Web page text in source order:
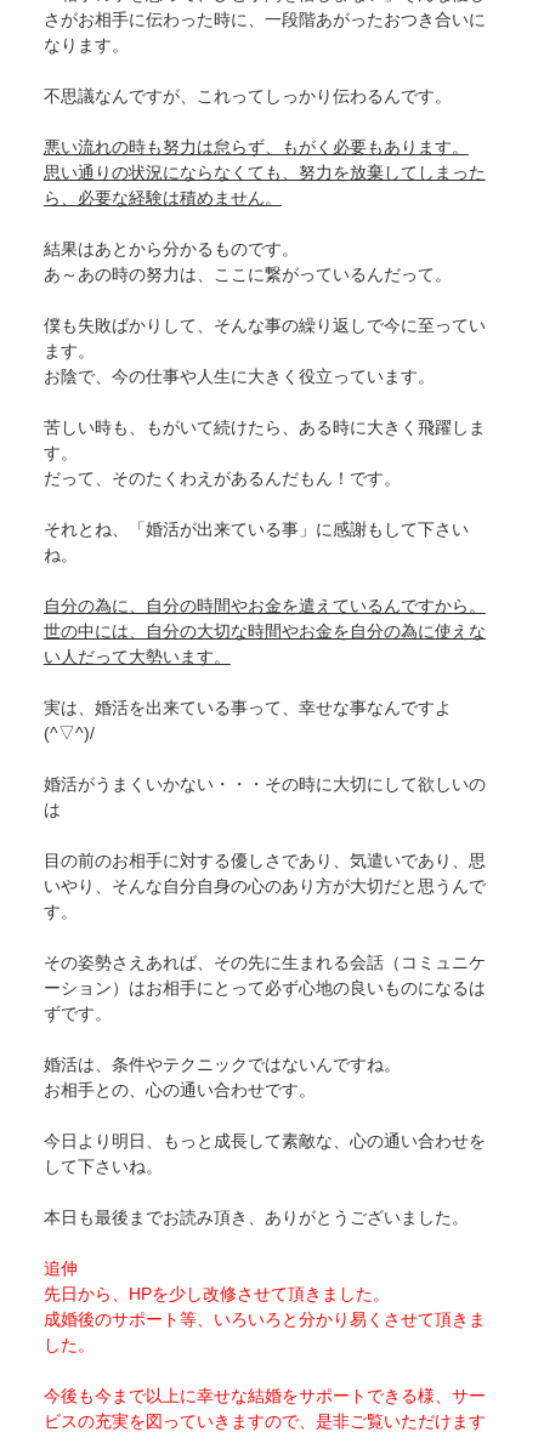
さがお相手に伝わった時に、一段階あがったおつき合いに
なります。
不思議なんですが、これってしっかり伝わるんです。
悪い流れの時も努力は怠らず、もがく必要もあります。
思い通りの状況にならなくても、努力を放棄してしまった
ら、必要な経験は積めません。
結果はあとから分かるものです。
あ～あの時の努力は、ここに繋がっているんだって。
僕も失敗ばかりして、そんな事の繰り返しで今に至ってい
ます。
お陰で、今の仕事や人生に大きく役立っています。
苦しい時も、もがいて続けたら、ある時に大きく飛躍しま
す。
だって、そのたくわえがあるんだもん！です。
それとね、「婚活が出来ている事」に感謝もして下さい
ね。
自分の為に、自分の時間やお金を遣えているんですから。
世の中には、自分の大切な時間やお金を自分の為に使えな
い人だって大勢います。
実は、婚活を出来ている事って、幸せな事なんですよ
(^▽^)/
婚活がうまくいかない・・・その時に大切にして欲しいの
は
目の前のお相手に対する優しさであり、気遣いであり、思
いやり、そんな自分自身の心のあり方が大切だと思うんで
す。
その姿勢さえあれば、その先に生まれる会話（コミュニケ
ーション）はお相手にとって必ず心地の良いものになるは
ずです。
婚活は、条件やテクニックではないんですね。
お相手との、心の通い合わせです。
今日より明日、もっと成長して素敵な、心の通い合わせを
して下さいね。
本日も最後までお読み頂き、ありがとうございました。
追伸
先日から、HPを少し改修させて頂きました。
成婚後のサポート等、いろいろと分かり易くさせて頂きま
した。
今後も今まで以上に幸せな結婚をサポートできる様、サー
ビスの充実を図っていきますので、是非ご覧いただけます